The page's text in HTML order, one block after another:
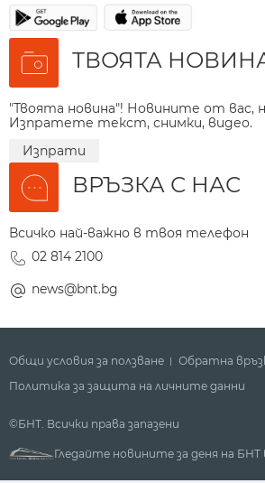
ТВОЯТА
"Твоята новина"! Новините от вас,
Изпратете текст, снимки, видео.
Изпрати
ВРЪЗКА С НАС
Всичко най-важно в твоя телефон
02 814 2100
news@bnt.bg
Общи условия за ползване Обратна
Политика за защита на личните данни
©БНТ. Всички права запазени
Гледайте новините за деня на